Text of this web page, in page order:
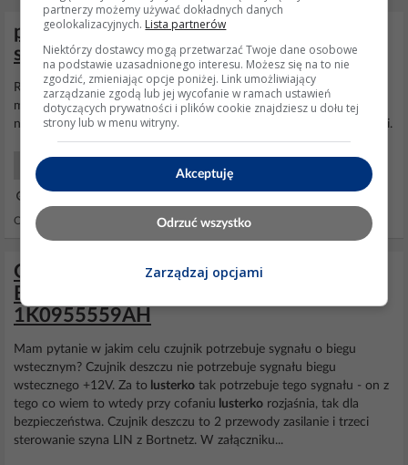
peugeot 508 - Lusterko boczne lewe -
składa się do kontaktu z szybą - usterka
Rozumiem. Chciałbym prosić o schemat
lub opis - co dokładnie
mogło zostać uszkodzone. Mam zamiar rozebraćlusterkoi
naprawić/wymienić "mechaniczny ogranicznik" Proszę o wskazówki.
Samochody Początkujący
Odpowiedzi: 5 Wyświetleń: 7851
Golf V 1,9TDI 2006 3D Montaż: lusterko
B1K0857511B i czujnik deszczu/światła
1K0955559AH
Mam pytanie w jakim celu czujnik potrzebuje sygnału o biegu
wstecznym? Czujnik deszczu nie potrzebuje sygnału biegu
wstecznego +12V. Za to lusterko tak potrzebuje tego sygnału - on z
tego co wiem to wtedy przy cofaniu lusterko rozjaśnia, tak dla
bezpieczeństwa. Czujnik deszczu to 2 przewody zasilanie i trzeci
sterowanie szyna LIN z Bortnetz. W załączniku...
partnerzy możemy używać dokładnych danych
geolokalizacyjnych. Lista partnerów
Niektórzy dostawcy mogą przetwarzać Twoje dane osobowe
na podstawie uzasadnionego interesu. Możesz się na to nie
zgodzić, zmieniając opcje poniżej. Link umożliwiający
zarządzanie zgodą lub jej wycofanie w ramach ustawień
dotyczących prywatności i plików cookie znajdziesz u dołu tej
strony lub w menu witryny.
Akceptuję
Odrzuć wszystko
Zarządzaj opcjami